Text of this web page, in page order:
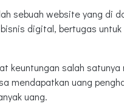
sebuah website yang di
digital, bertugas
keuntungan salah satunya
mendapatkan uang
uang.